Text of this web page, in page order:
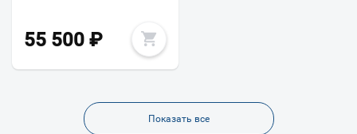
55 500 ₽
Показать все